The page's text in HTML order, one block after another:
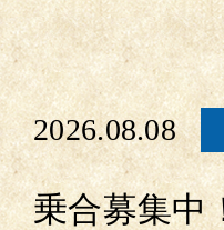
2026.08.08
乗合募集中